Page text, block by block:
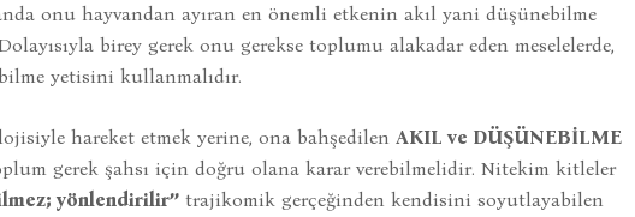
onu hayvandan ayıran en önemli etkenin akıl yani düşünebilme
birey gerek onu gerekse toplumu alakadar eden meselelerde,
yetisini kullanmalıdır.
hareket etmek yerine, ona bahşedilen AKIL ve DÜŞÜNEBİLME
gerek şahsı için doğru olana karar verebilmelidir. Nitekim kitleler
yönlendirilir’’trajikomik gerçeğinden kendisini soyutlayabilen